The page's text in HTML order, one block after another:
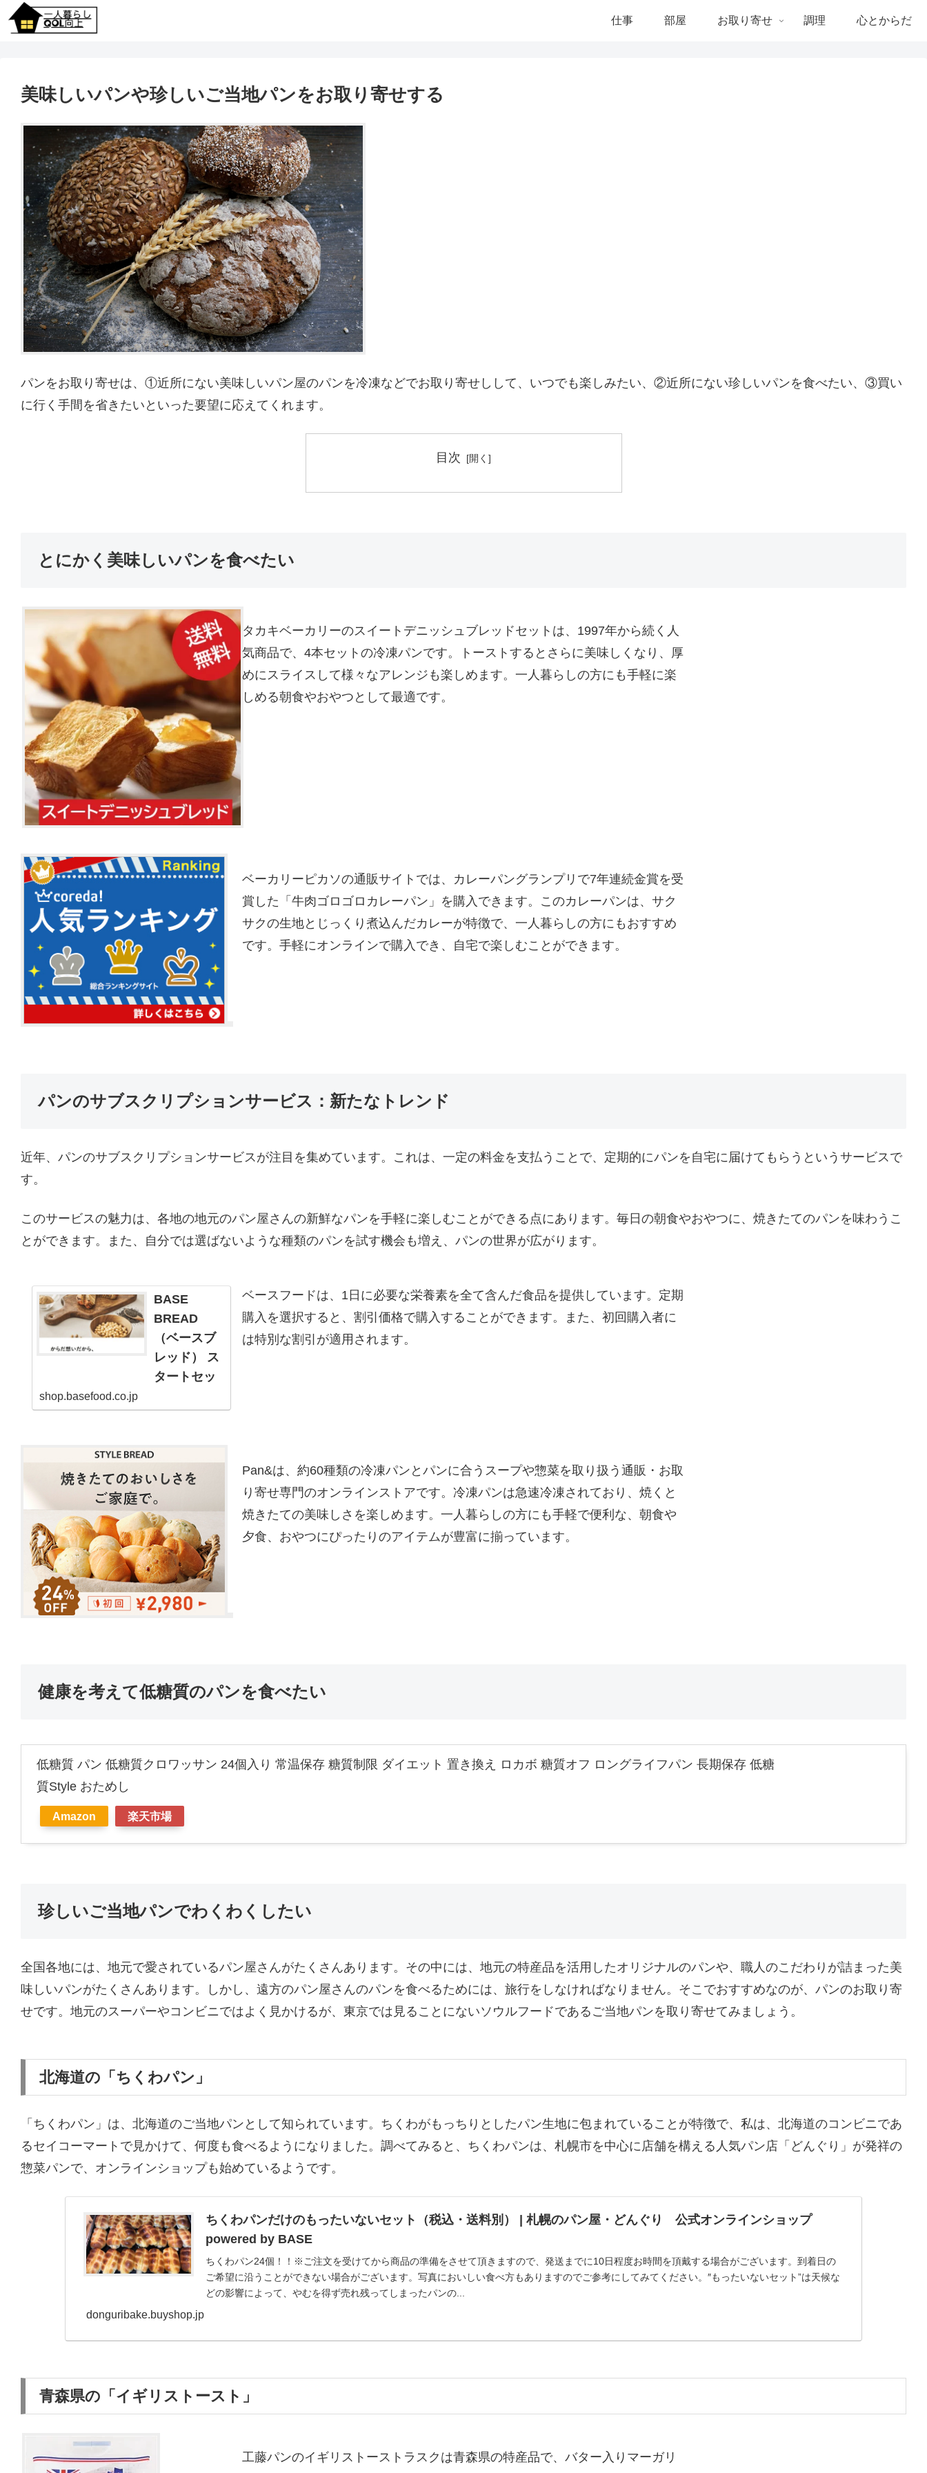
仕事 部屋 お取り寄せ 調理 心とからだ
美味しいパンや珍しいご当地パンをお取り寄せする
パンをお取り寄せは、①近所にない美味しいパン屋のパンを冷凍などでお取り寄せしして、いつでも楽しみたい、②近所にない珍しいパンを食べたい、③買い
に行く手間を省きたいといった要望に応えてくれます。
目次
とにかく美味しいパンを食べたい
タカキベーカリーのスイートデニッシュブレッドセットは、1997年から続く人
気商品で、4本セットの冷凍パンです。トーストするとさらに美味しくなり、厚
めにスライスして様々なアレンジも楽しめます。一人暮らしの方にも手軽に楽
しめる朝食やおやつとして最適です。
ベーカリーピカソの通販サイトでは、カレーパングランプリで7年連続金賞を受
賞した「牛肉ゴロゴロカレーパン」を購入できます。このカレーパンは、サク
サクの生地とじっくり煮込んだカレーが特徴で、一人暮らしの方にもおすすめ
です。手軽にオンラインで購入でき、自宅で楽しむことができます。
パンのサブスクリプションサービス：新たなトレンド
近年、パンのサブスクリプションサービスが注目を集めています。これは、一定の料金を支払うことで、定期的にパンを自宅に届けてもらうというサービスで
す。
このサービスの魅力は、各地の地元のパン屋さんの新鮮なパンを手軽に楽しむことができる点にあります。毎日の朝食やおやつに、焼きたてのパンを味わうこ
とができます。また、自分では選ばないような種類のパンを試す機会も増え、パンの世界が広がります。
BASE
BREAD
（ベースブ
レッド） ス
タートセッ
タートセット。
継続コース初回
に始められま
す。
shop.basefood.co.jp
ベースフードは、1日に必要な栄養素を全て含んだ食品を提供しています。定期
購入を選択すると、割引価格で購入することができます。また、初回購入者に
は特別な割引が適用されます。
Pan&は、約60種類の冷凍パンとパンに合うスープや惣菜を取り扱う通販・お取
り寄せ専門のオンラインストアです。冷凍パンは急速冷凍されており、焼くと
焼きたての美味しさを楽しめます。一人暮らしの方にも手軽で便利な、朝食や
夕食、おやつにぴったりのアイテムが豊富に揃っています。
健康を考えて低糖質のパンを食べたい
低糖質 パン 低糖質クロワッサン 24個入り 常温保存 糖質制限 ダイエット 置き換え ロカボ 糖質オフ ロングライフパン 長期保存 低糖
質Style おためし
Amazon 楽天市場
珍しいご当地パンでわくわくしたい
全国各地には、地元で愛されているパン屋さんがたくさんあります。その中には、地元の特産品を活用したオリジナルのパンや、職人のこだわりが詰まった美
味しいパンがたくさんあります。しかし、遠方のパン屋さんのパンを食べるためには、旅行をしなければなりません。そこでおすすめなのが、パンのお取り寄
せです。地元のスーパーやコンビニではよく見かけるが、東京では見ることにないソウルフードであるご当地パンを取り寄せてみましょう。
北海道の「ちくわパン」
「ちくわパン」は、北海道のご当地パンとして知られています。ちくわがもっちりとしたパン生地に包まれていることが特徴で、私は、北海道のコンビニであ
るセイコーマートで見かけて、何度も食べるようになりました。調べてみると、ちくわパンは、札幌市を中心に店舗を構える人気パン店「どんぐり」が発祥の
惣菜パンで、オンラインショップも始めているようです。
ちくわパンだけのもったいないセット（税込・送料別） | 札幌のパン屋・どんぐり 公式オンラインショップ
powered by BASE
ちくわパン24個！！※ご注文を受けてから商品の準備をさせて頂きますので、発送までに10日程度お時間を頂戴する場合がございます。到着日の
ご希望に沿うことができない場合がございます。写真においしい食べ方もありますのでご参考にしてみてください。″もったいないセット”は天候な
どの影響によって、やむを得ず売れ残ってしまったパンの...
donguribake.buyshop.jp
青森県の「イギリストースト」
工藤パンのイギリストーストラスクは青森県の特産品で、バター入りマーガリ